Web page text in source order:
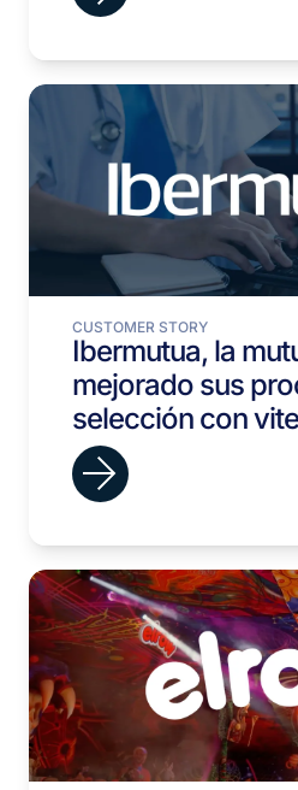
CUSTOMER STORY
Ibermutua, la
mejorado sus
selección con